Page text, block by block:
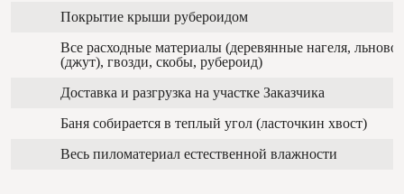
Покрытие крыши рубероидом
Все расходные материалы (деревянные нагеля,
(джут), гвозди, скобы, рубероид)
Доставка и разгрузка на участке Заказчика
Баня собирается в теплый угол (ласточкин хвост)
Весь пиломатериал естественной влажности